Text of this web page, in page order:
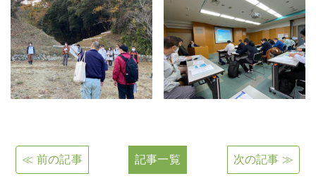
≪ 前の記事 記事一覧 次の記事 ≫